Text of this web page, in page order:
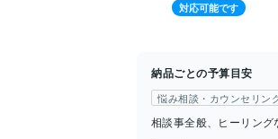
対応可能です
納品ごとの予算目安
悩み相談・カウンセリン
相談事全般、ヒーリング